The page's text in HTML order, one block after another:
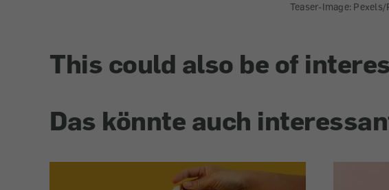
Teaser-Image: Pexels/
This could also be of
Das könnte auch